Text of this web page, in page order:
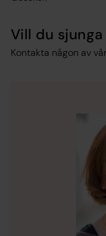
Vill du
Kontakta någon av